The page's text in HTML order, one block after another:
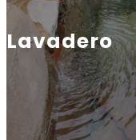
Lavadero